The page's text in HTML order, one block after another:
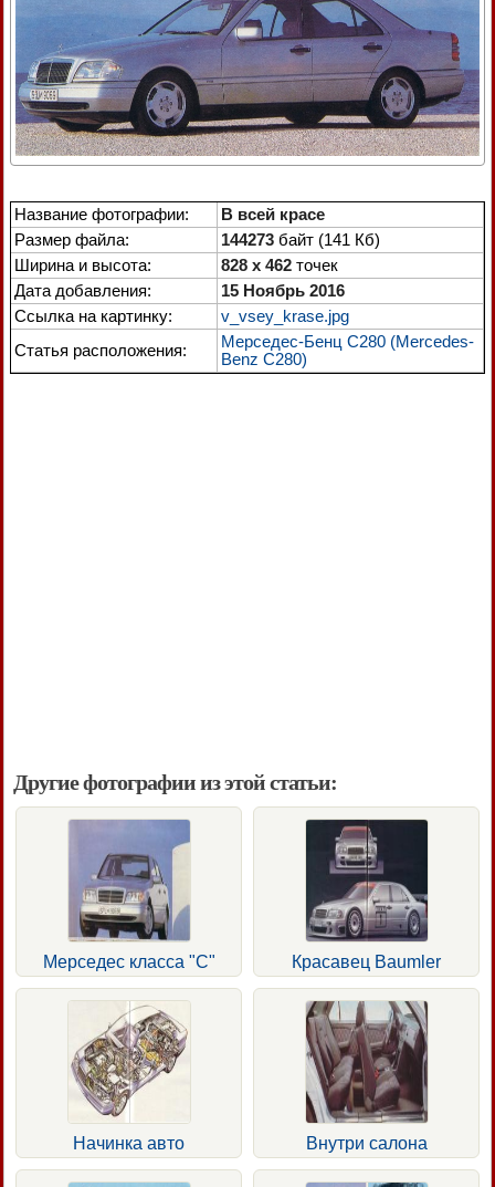
Название фотографии:
В всей красе
Размер файла:
144273 байт (141 Кб)
Ширина и высота:
828 x 462 точек
Дата добавления:
15 Ноябрь 2016
Ссылка на картинку:
v_vsey_krase.jpg
Статья расположения:
Мерседес-Бенц С280 (Mercedes-
Benz C280)
Другие фотографии из этой статьи:
Мерседес класса "С" Красавец Baumler
Начинка авто Внутри салона